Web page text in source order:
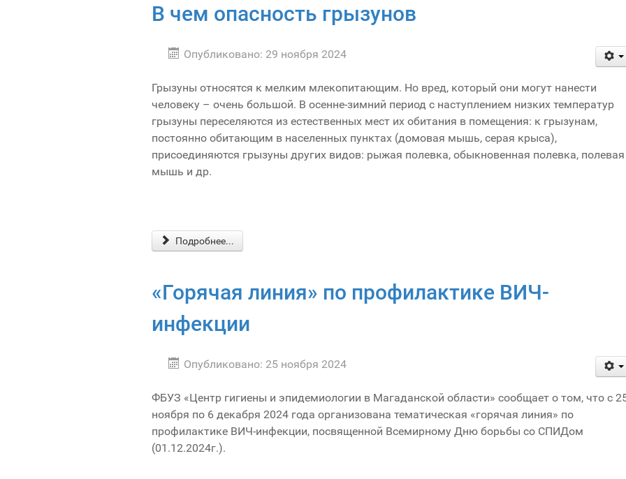
В чем опасность грызунов
Опубликовано: 29 ноября 2024
Грызуны относятся к мелким млекопитающим. Но вред, который они могут нанести
человеку – очень большой. В осенне-зимний период с наступлением низких температур
грызуны переселяются из естественных мест их обитания в помещения: к грызунам,
постоянно обитающим в населенных пунктах (домовая мышь, серая крыса),
присоединяются грызуны других видов: рыжая полевка, обыкновенная полевка, полевая
мышь и др.
Подробнее...
«Горячая линия» по профилактике ВИЧ-
инфекции
Опубликовано: 25 ноября 2024
ФБУЗ «Центр гигиены и эпидемиологии в Магаданской области» сообщает о том, что с
ноября по 6 декабря 2024 года организована тематическая «горячая линия» по
профилактике ВИЧ-инфекции, посвященной Всемирному Дню борьбы со СПИДом
(01.12.2024г.).